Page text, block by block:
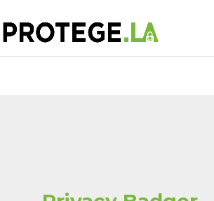
to
content